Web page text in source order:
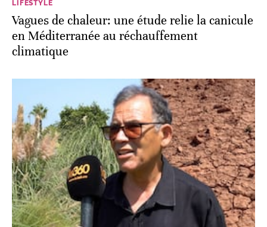
LIFESTYLE
Vagues de chaleur: une étude relie la canicule
en Méditerranée au réchauffement
climatique